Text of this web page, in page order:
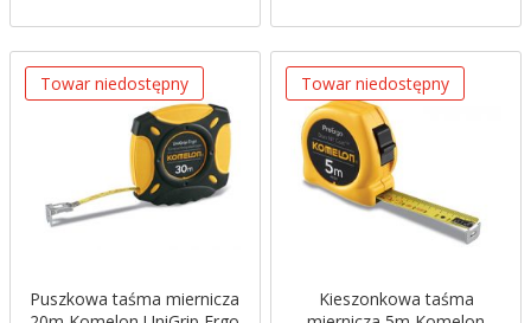
Towar niedostępny
Puszkowa taśma miernicza
Towar niedostępny
Kieszonkowa taśma